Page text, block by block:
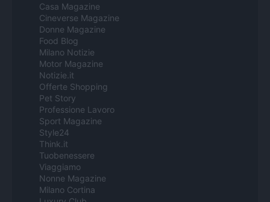
Casa Magazine
Cineverse Magazine
Donne Magazine
Food Blog
Milano Notizie
Motor Magazine
Notizie.it
Offerte Shopping
Pet Story
Professione Lavoro
Sport Magazine
Style24
Think.it
Tuobenessere
Viaggiamo
Nonne Magazine
Milano Cortina